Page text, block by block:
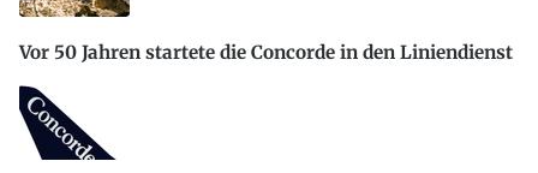
Vor 50 Jahren startete die Concorde in den Liniendienst